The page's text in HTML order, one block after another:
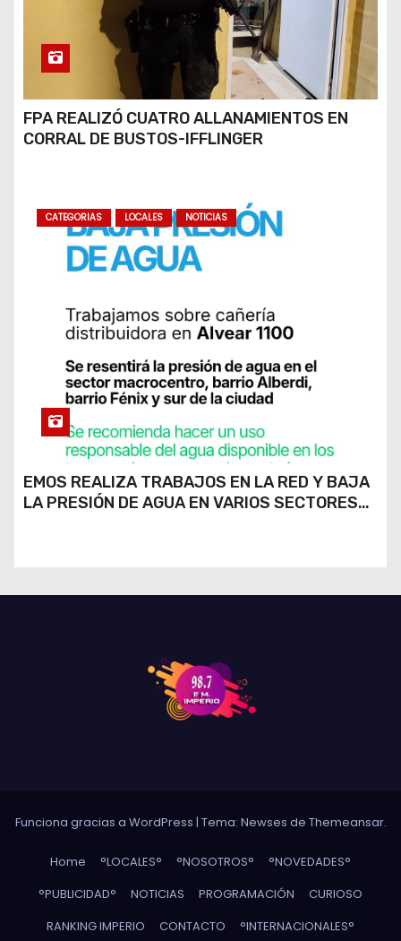
FPA REALIZÓ CUATRO ALLANAMIENTOS EN
CORRAL DE BUSTOS-IFFLINGER
CATEGORIAS LOCALES NOTICIAS
EMOS REALIZA TRABAJOS EN LA RED Y BAJA
LA PRESIÓN DE AGUA EN VARIOS SECTORES
Funciona gracias a WordPress | Tema: Newses de Themeansar.
Home °LOCALES° °NOSOTROS°
°NOVEDADES°
°PUBLICIDAD°
NOTICIAS PROGRAMACIÓN
CURIOSO
RANKING IMPERIO
CONTACTO °INTERNACIONALES°